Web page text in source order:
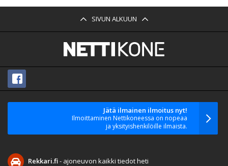
SIVUN ALKUUN
Jätä ilmainen ilmoitus nyt!
Ilmoittaminen Nettikoneessa on nopeaa
ja yksityishenkilöille ilmaista.
Rekkari.fi- ajoneuvon kaikki tiedot heti